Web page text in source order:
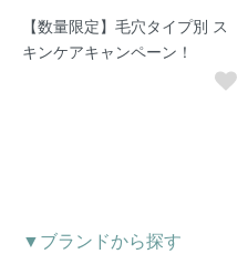
【数量限定】毛穴タイプ別 ス
キンケアキャンペーン！
▼ブランドから探す